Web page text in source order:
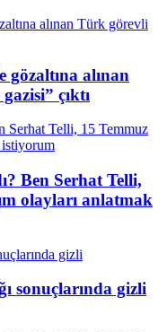
gözaltına alınan
çıktı
Ben Serhat Telli,
olayları anlatmak
sonuçlarında gizli